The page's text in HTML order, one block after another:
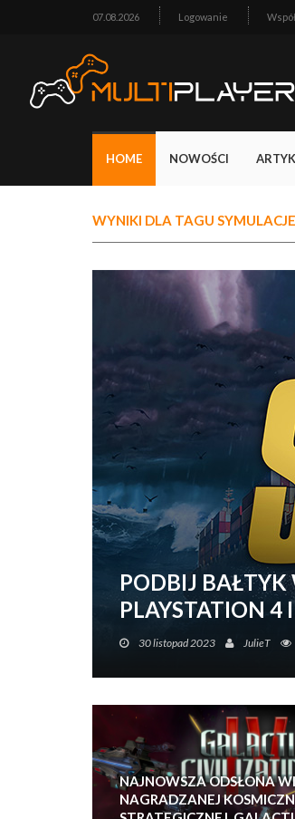
07.08.2026 Logowanie
HOME NOWOŚCI
WYNIKI DLA TAGU SYMULACJE
PODBIJ BAŁTYK
PLAYSTATION 4
Główne atrakcje morskiego
30 listopad 2023 JulieT
NAJNOWSZA ODSŁONA
NAGRADZANEJ